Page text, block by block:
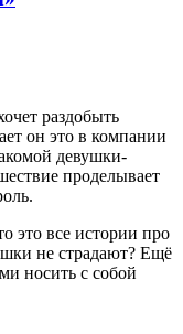
раздобыть
он это в компании
девушки-
проделывает
это все истории про
не страдают? Ещё
носить с собой